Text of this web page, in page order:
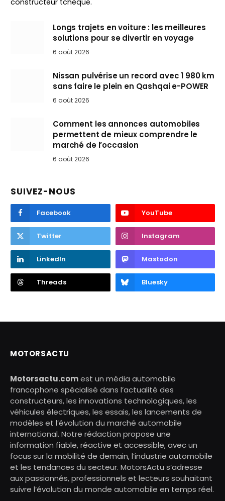
Longs trajets en voiture : les meilleures
solutions pour se divertir en voyage
6 août 2026
Nissan pulvérise un record avec 1 980 km
sans faire le plein en Qashqai e-POWER
6 août 2026
Comment les annonces automobiles
permettent de mieux comprendre le
marché de l’occasion
6 août 2026
SUIVEZ-NOUS
Facebook YouTube
Twitter Instagram
LinkedIn Mastodon
Threads Bluesky
MOTORSACTU
Motorsactu.comest un média automobile
francophone spécialisé dans l’actualité des
constructeurs, les innovations technologiques, les
véhicules électriques, les essais, les lancements de
modèles et l’évolution du marché automobile
international. Notre rédaction propose une
information fiable, réactive et accessible, avec un
focus sur la mobilité de demain, l’industrie automobile
et les tendances du secteur. MotorsActu s’adresse
aux passionnés, professionnels et lecteurs souhaitant
suivre l’évolution du monde automobile en temps réel.